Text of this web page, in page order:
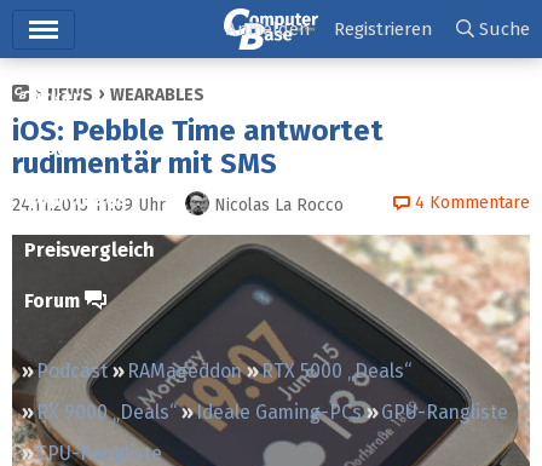
Ticker
Tests
Downloads
Preisvergleich
Forum
Podcast RAMageddon
RTX 5000 „Deals“
RX 9000 „Deals“
Ideale Gaming-PCs
GPU-Rangliste
CPU-Rangliste
Anmelden Registrieren Suche
NEWS WEARABLES
iOS: Pebble Time antwortet
rudimentär mit SMS
24.11.2015 11:09 Uhr Nicolas La Rocco 4 Kommentare